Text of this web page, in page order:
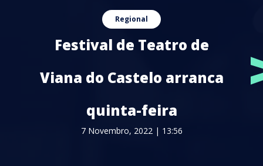
Regional
Festival de Teatro de
Viana do Castelo arranca
quinta-feira
7 Novembro, 2022 | 13:56